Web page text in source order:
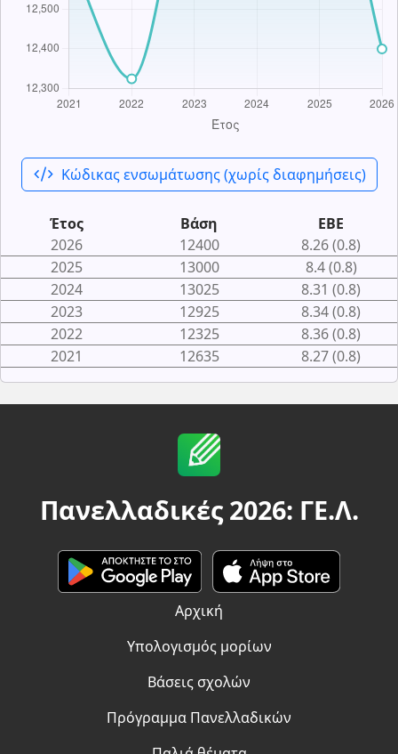
code_xml Κώδικας ενσωμάτωσης (χωρίς διαφημήσεις)
Έτος Βάση
ΕΒΕ
2026
12400
8.26 (0.8)
2025
13000
8.4 (0.8)
2024
13025
8.31 (0.8)
2023
12925
8.34 (0.8)
2022
12325
8.36 (0.8)
2021
12635 8.27 (0.8)
Πανελλαδικές 2026: ΓΕ.Λ.
Αρχική
Υπολογισμός μορίων
Βάσεις σχολών
Πρόγραμμα Πανελλαδικών